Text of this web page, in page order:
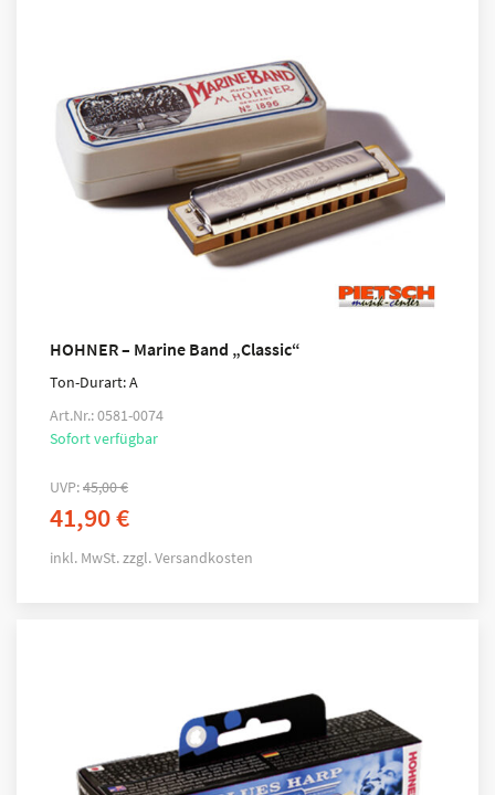
HOHNER – Marine Band „Classic“
Ton-Durart: A
Art.Nr.: 0581-0074
Sofort verfügbar
UVP:45,00€
41,90€
inkl. MwSt. zzgl.Versandkosten